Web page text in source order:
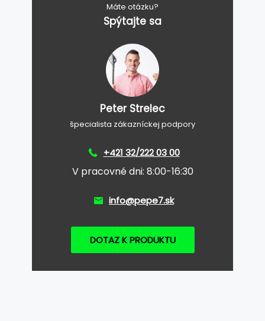
Máte otázku?
Spýtajte sa
Peter Strelec
špecialista zákazníckej podpory
+421 32/222 03 00
V pracovné dni: 8:00-16:30
info@pepe7.sk
DOTAZ K PRODUKTU